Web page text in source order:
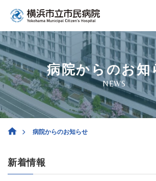
病院からのお知
NEWS
病院からのお知らせ
新着情報